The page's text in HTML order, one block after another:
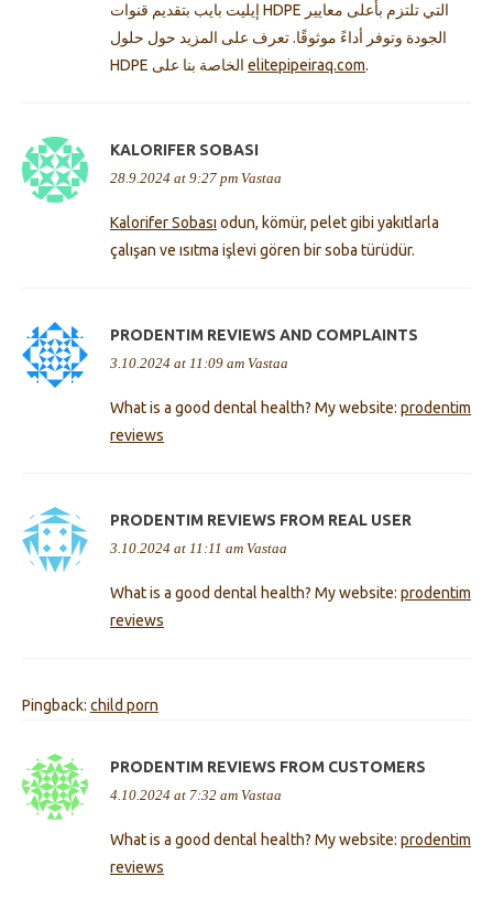
إيليت بايب بتقديم قنوات HDPE التي تلتزم بأعلى معايير
الجودة وتوفر أداءً موثوقًا. تعرف على المزيد حول حلول
elitepipeiraq.com.
KALORIFER SOBASI
28.9.2024 at 9:27 pm Vastaa
Kalorifer Sobasıodun, kömür, pelet gibi yakıtlarla
çalışan ve ısıtma işlevi gören bir soba türüdür.
PRODENTIM REVIEWS AND COMPLAINTS
3.10.2024 at 11:09 am Vastaa
What is a good dental health? My website: prodentim
reviews
PRODENTIM REVIEWS FROM REAL USER
3.10.2024 at 11:11 am Vastaa
What is a good dental health? My website: prodentim
reviews
Pingback: child porn
PRODENTIM REVIEWS FROM CUSTOMERS
4.10.2024 at 7:32 am Vastaa
What is a good dental health? My website: prodentim
reviews